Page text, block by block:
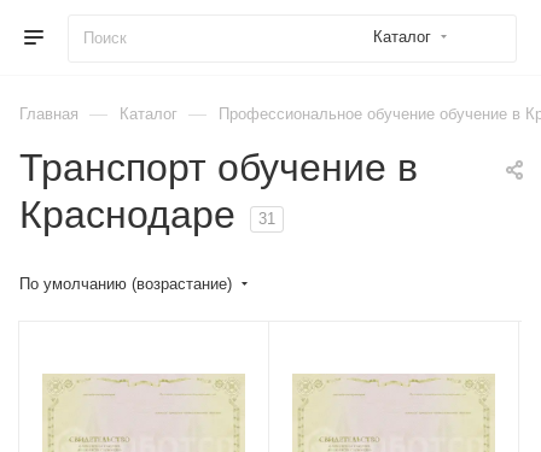
Каталог
Главная — Каталог — Профессиональное обучение обучение в
Транспорт обучение в
Краснодаре
31
По умолчанию (возрастание)